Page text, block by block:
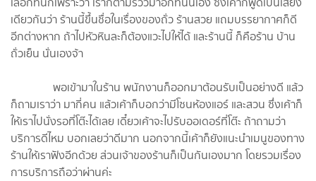
เดียวกันว่า ร้านนี้ขึ้นชื่อในเรื่องของถั่ว ร้านสวย แถมบรรยากาศก็ดี
อีกต่างหาก ถ้าไปหัวหินละก็ต้องแวะไปให้ได้ และร้านนี้ ก็คือร้าน บ้าน
ถั่วเย็น นั่นเองจ้า
พอเข้ามาในร้าน พนักงานก็ออกมาต้อนรับเป็นอย่างดี แล้ว
ก็ถามเราว่า มากี่คน แล้วเค้าก็บอกว่ามีโซนห้องแอร์ และสวน ซึ่งเค้าก็
ให้เราไปนั่งรอที่โต๊ะได้เลย เดี๋ยวเค้าจะไปรับออเดอร์ที่โต๊ะ ถ้าถามว่า
บริการดีไหม บอกเลยว่าดีมาก นอกจากนี้เค้าก็ยังแนะนำเมนูของทาง
ร้านให้เราฟังอีกด้วย ส่วนเจ้าของร้านก็เป็นกันเองมาก โดยรวมเรื่อง
การบริการถือว่าผ่านค่ะ